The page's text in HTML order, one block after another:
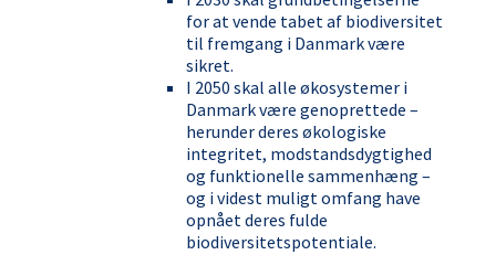
for at vende tabet af biodiversitet
til fremgang i Danmark være
sikret.
I 2050 skal alle økosystemer i
Danmark være genoprettede –
herunder deres økologiske
integritet, modstandsdygtighed
og funktionelle sammenhæng –
og i videst muligt omfang have
opnået deres fulde
biodiversitetspotentiale.